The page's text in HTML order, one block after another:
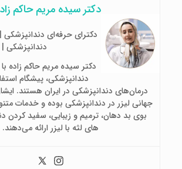
دکتر سیده مریم حاکم
دکترای حرفه‌ای
دندانپزشکی |
دکتر سیده مریم حاکم زاده با
دندانپزشکی، پیشگام
درمان‌های دندانپزشکی در ایران هستند.
جهانی لیزر در دندانپزشکی بوده و خدمات
بوی بد دهان، ترمیم و زیبایی، سفید کردن
های لثه با لیزر ارائه می‌دهند.